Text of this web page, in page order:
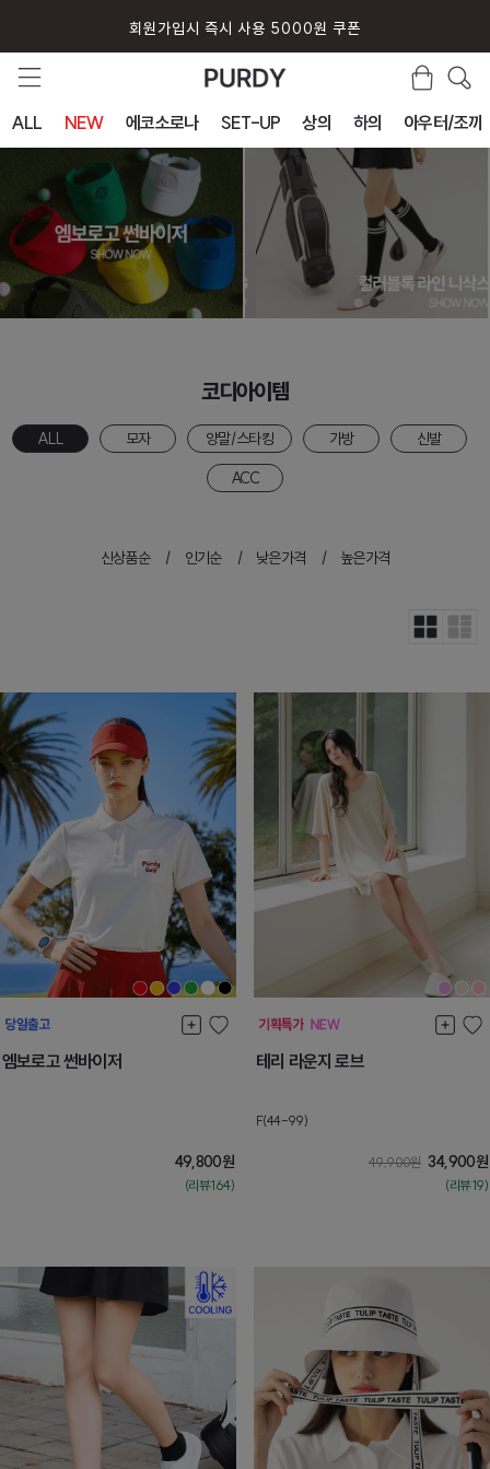
회원가입시 즉시 사용 5000원 쿠폰
ALL NEW 에코소로나 SET-UP 상의 하의 아우터/조끼
코디아이템
ALL 모자 양말/스타킹 가방
신발
ACC
신상품순 인기순 낮은가격 높은가격
엠보로고 썬바이저
49,800원
(리뷰:164)
테리 라운지 로브
F(44-99)
49,900원 34,900원
(리뷰:19)